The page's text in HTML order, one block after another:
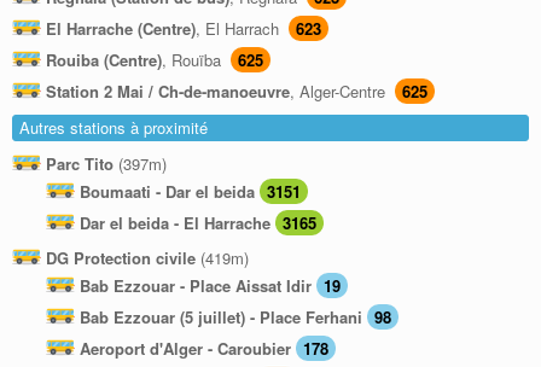
El Harrache (Centre), El Harrach
623
Rouiba (Centre), Rouïba
625
Station 2 Mai / Ch-de-manoeuvre, Alger-Centre
625
Autres stations à proximité
Parc Tito (397m)
Boumaati - Dar el beida 3151
Dar el beida - El Harrache 3165
DG Protection civile (419m)
Bab Ezzouar - Place Aissat Idir 19
Bab Ezzouar (5 juillet) - Place Ferhani 98
Aeroport d'Alger - Caroubier 178